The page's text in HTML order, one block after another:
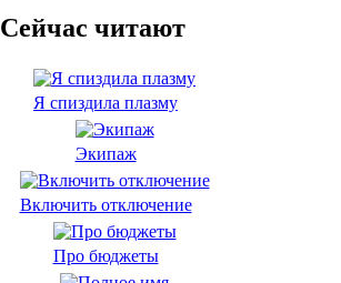
Сейчас читают
Я спиздила плазму
Экипаж
Включить отключение
Про бюджеты